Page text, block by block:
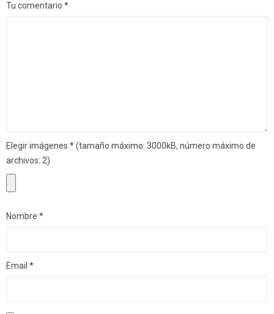
Tu comentario *
Elegir imágenes *(tamaño máximo: 3000kB, número máximo de
archivos: 2)
Nombre *
Email *